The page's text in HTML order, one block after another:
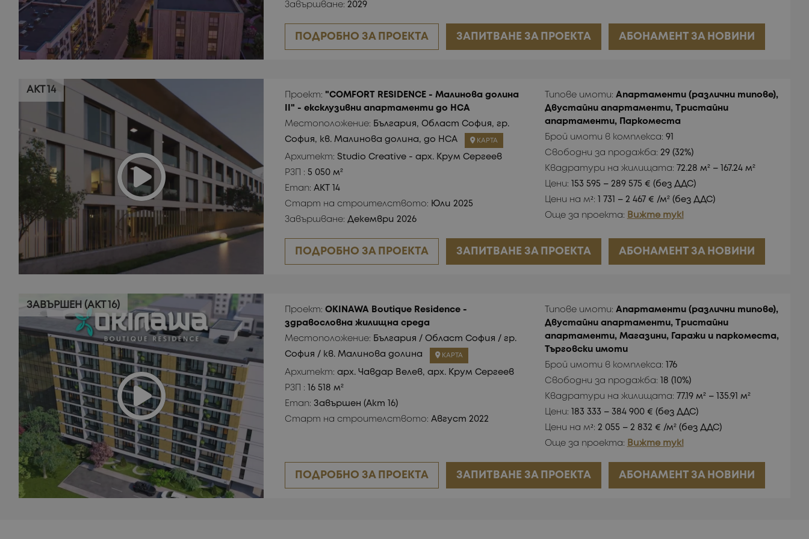
Завършване:2029
ПОДРОБНО ЗА ПРОЕКТА ЗАПИТВАНЕ ЗА ПРОЕКТА АБОНАМЕНТ ЗА НОВИНИ
АКТ 14
Проект: "COMFORT RESIDENCE - Малинова долина
II" - ексклузивни апартаменти до НСА
Местоположение: България, Област София, гр.
София, кв. Малинова долина, до НСА
КАРТА
Архитект: Studio Creative - арх. Крум Сергеев
РЗП :5 050 м²
Етап:АКТ 14
Старт на строителството: Юли 2025
Завършване:Декември 2026
Типове имоти: Апартаменти (различни типове),
Двустайни апартаменти, Тристайни
апартаменти, Паркоместа
Брой имоти в комплекса: 91
Свободни за продажба: 29 (32%)
Квадратури на жилищата: 72.28 м² – 167.24 м²
Цени:
153 595 – 289 575 € (без ДДС)
Цени на м²:
1 731 – 2 467 € /м² (без ДДС)
Още за проекта: Вижте тук!
ПОДРОБНО ЗА ПРОЕКТА ЗАПИТВАНЕ ЗА ПРОЕКТА АБОНАМЕНТ ЗА НОВИНИ
ЗАВЪРШЕН (АКТ 16)
Проект:OKINAWA Boutique Residence -
здравословна жилищна среда
Местоположение: България / Област София / гр.
София / кв. Малинова долина
КАРТА
Архитект:арх. Чавдар Велев, арх. Крум Сергеев
РЗП :
16 518 м²
Етап:Завършен (Акт 16)
Старт на строителството: Август 2022
Типове имоти: Апартаменти (различни типове),
Двустайни апартаменти, Тристайни
апартаменти, Магазини, Гаражи и паркоместа,
Търговски имоти
Брой имоти в комплекса:
176
Свободни за продажба:
18 (10%)
Квадратури на жилищата: 77.19 м² – 135.91 м²
Цени:
183 333 – 384 900 € (без ДДС)
Цени на м²: 2 055 – 2 832 € /м² (без ДДС)
Още за проекта: Вижте тук!
ПОДРОБНО ЗА ПРОЕКТА ЗАПИТВАНЕ ЗА ПРОЕКТА АБОНАМЕНТ ЗА НОВИНИ